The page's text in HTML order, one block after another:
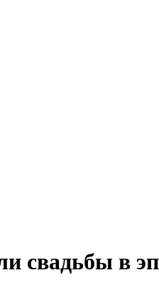
свадьбы в